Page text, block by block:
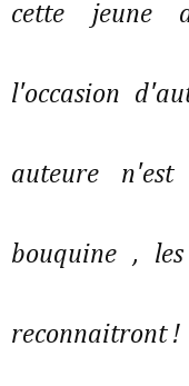
cette jeune
l'occasion
auteure
bouquine ,
reconnaitront !